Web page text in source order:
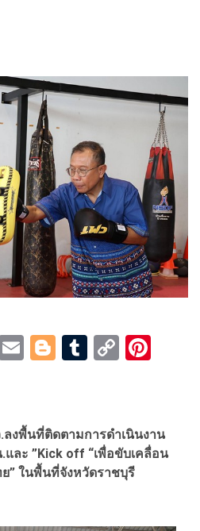
EmailBlogger
Tumblr
Copy
ลงพื้นที่ติดตามการดำเนินงาน
ละ ”Kick off “เพื่อขับเคลื่อน
” ในพื้นที่จังหวัดราชบุรี